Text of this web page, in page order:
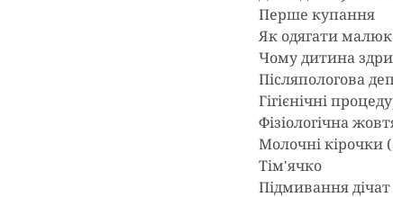
Перше купання
Як одягати
Чому дитина
Післяпологова
Гігієнічні
Фізіологічна
Молочні кірочки
Тім'ячко
Підмивання